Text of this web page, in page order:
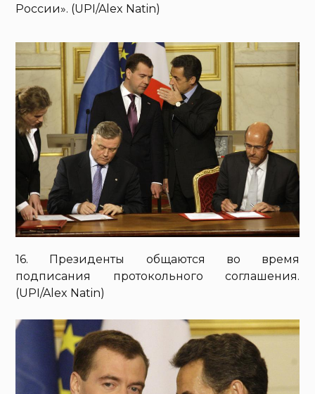
России». (UPI/Alex Natin)
16. Президенты общаются во время
подписания протокольного соглашения.
(UPI/Alex Natin)